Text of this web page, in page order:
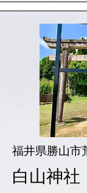
福井県勝山市
白山神社